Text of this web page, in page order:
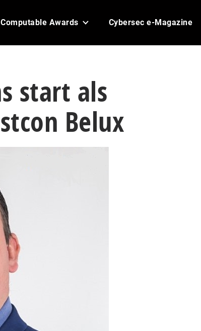
Computable Awards Cybersec e-Magazine
start als
Belux